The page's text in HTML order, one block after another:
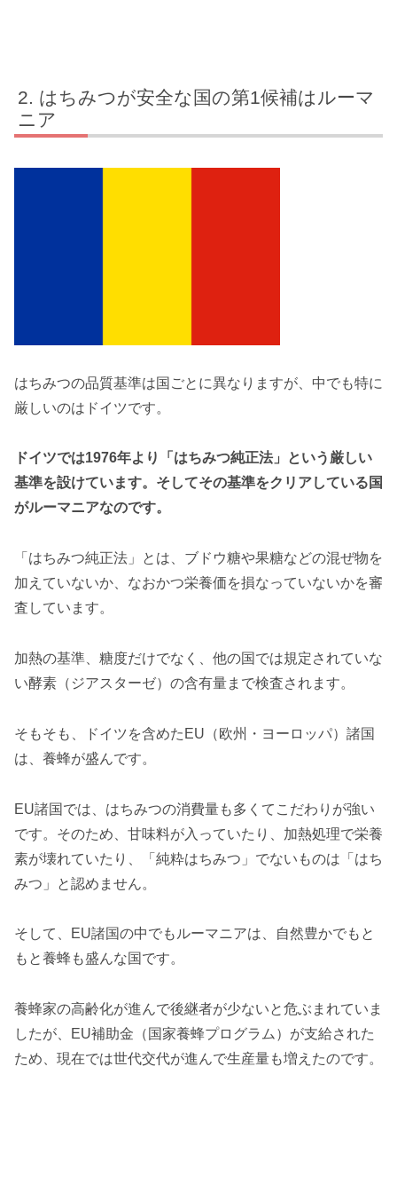
はちみつが安全な国の第1候補はルーマ
ニア
はちみつの品質基準は国ごとに異なりますが、中でも特に
厳しいのはドイツです。
ドイツでは1976年より「はちみつ純正法」という厳しい
基準を設けています。そしてその基準をクリアしている国
がルーマニアなのです。
「はちみつ純正法」とは、ブドウ糖や果糖などの混ぜ物を
加えていないか、なおかつ栄養価を損なっていないかを審
査しています。
加熱の基準、糖度だけでなく、他の国では規定されていな
い酵素（ジアスターゼ）の含有量まで検査されます。
そもそも、ドイツを含めたEU（欧州・ヨーロッパ）諸国
は、養蜂が盛んです。
EU諸国では、はちみつの消費量も多くてこだわりが強い
です。そのため、甘味料が入っていたり、加熱処理で栄養
素が壊れていたり、「純粋はちみつ」でないものは「はち
みつ」と認めません。
そして、EU諸国の中でもルーマニアは、自然豊かでもと
もと養蜂も盛んな国です。
養蜂家の高齢化が進んで後継者が少ないと危ぶまれていま
したが、EU補助金（国家養蜂プログラム）が支給された
ため、現在では世代交代が進んで生産量も増えたのです。